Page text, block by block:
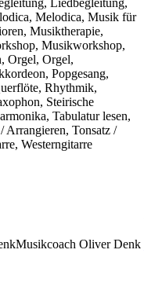
Liedbegleitung,
Melodica, Musik für
Musiktherapie,
Musikworkshop,
Orgel, Orgel,
Popgesang,
Rhythmik,
Steirische
Tabulatur lesen,
Arrangieren, Tonsatz /
Westerngitarre
Musikcoach Oliver Denk